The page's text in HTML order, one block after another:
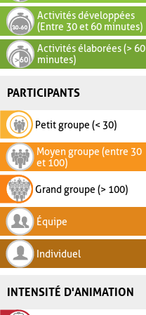
Activités développées
(Entre 30 et 60 minutes)
Activités élaborées (> 60
minutes)
PARTICIPANTS
Petit groupe (< 30)
Moyen groupe (entre 30
et 100)
Grand groupe (> 100)
Équipe
Individuel
INTENSITÉ D'ANIMATION